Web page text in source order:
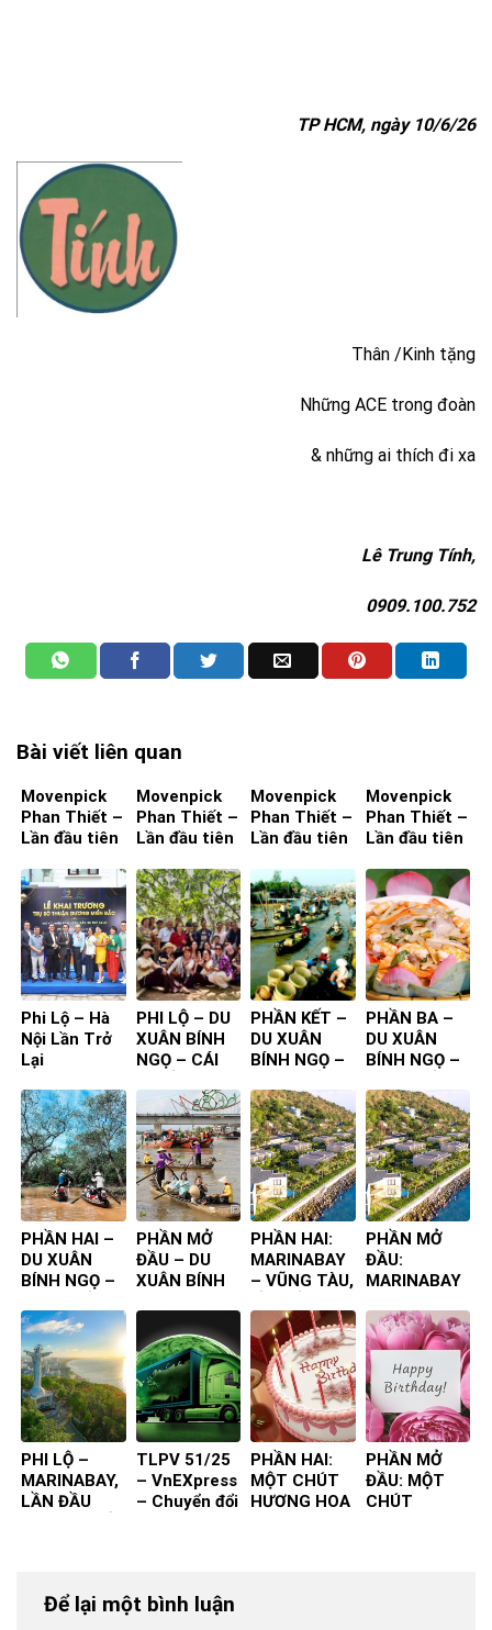
TP HCM, ngày 10/6/26
Thân /Kinh tặng
Những ACE trong đoàn
& những ai thích đi xa
Lê Trung Tính,
0909.100.752
Bài viết liên quan
Movenpick
Phan Thiết –
Lần đầu tiên
4
Movenpick
Phan Thiết –
Lần đầu tiên
3
Movenpick
Phan Thiết –
Lần đầu tiên
2
Movenpick
Phan Thiết –
Lần đầu tiên
1
Phi Lộ – Hà
Nội Lần Trở
Lại
PHI LỘ – DU
XUÂN BÍNH
NGỌ – CÁI
THÁP
PHẦN KẾT –
DU XUÂN
BÍNH NGỌ –
THÁP
PHẦN BA –
DU XUÂN
BÍNH NGỌ –
THÁP
PHẦN HAI –
DU XUÂN
BÍNH NGỌ –
THÁP
PHẦN MỞ
ĐẦU – DU
XUÂN BÍNH
THÁP
PHẦN HAI:
MARINABAY
– VŨNG TÀU,
TIÊN TA ĐẾN
PHẦN MỞ
ĐẦU:
MARINABAY
LẦN ĐẦU
TIÊN TA ĐẾN
PHI LỘ –
MARINABAY,
LẦN ĐẦU
TLPV 51/25
– VnEXpress
– Chuyển đổi
PHẦN HAI:
MỘT CHÚT
HƯƠNG HOA
PHẦN MỞ
ĐẦU: MỘT
CHÚT
Để lại một bình luận